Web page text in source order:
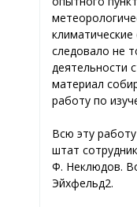
следовало не
деятельности
материал
работу по
Всю эту
штат
Ф. Неклюдов.
Эйхфельд2.